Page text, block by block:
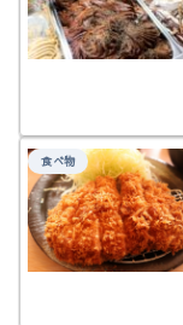
食べ物